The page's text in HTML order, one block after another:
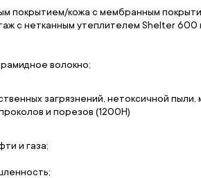
покрытием/кожа с мембранным
с нетканным утеплителем Shelter
волокно;
загрязнений, нетоксичной пыли,
и порезов (1200Н)
и газа;